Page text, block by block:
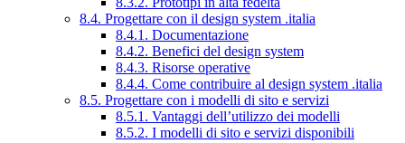
8.4. Progettare con il design system .italia
8.4.1. Documentazione
8.4.2. Benefici del design system
8.4.3. Risorse operative
8.4.4. Come contribuire al design system .italia
8.5. Progettare con i modelli di sito e servizi
8.5.1. Vantaggi dell’utilizzo dei modelli
8.5.2. I modelli di sito e servizi disponibili